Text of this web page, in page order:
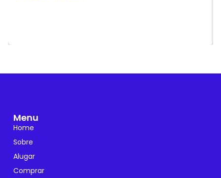
Menu
Home
Sobre
Alugar
Comprar